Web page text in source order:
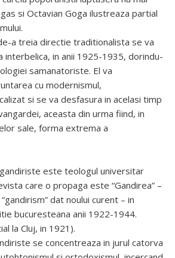
si Octavian Goga ilustreaza partial
a treia directie traditionalista se va
interbelica, in anii 1925-1935, dorindu-
samanatoriste. El va
cu modernismul,
si se va desfasura in acelasi timp
aceasta din urma fiind, in
sale, forma extrema a
este teologul universitar
care o propaga este “Gandirea” –
dat noului curent – in
bucuresteana anii 1922-1944.
la Cluj, in 1921).
se concentreaza in jurul catorva